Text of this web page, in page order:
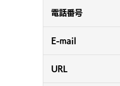
電話番号
E-mail
URL